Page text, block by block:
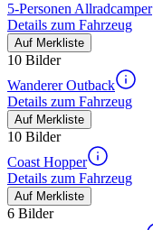
5-Personen Allradcamper
Details zum Fahrzeug
Auf Merkliste
10 Bilder
Wanderer Outback
Details zum Fahrzeug
Auf Merkliste
10 Bilder
Coast Hopper
Details zum Fahrzeug
Auf Merkliste
6 Bilder